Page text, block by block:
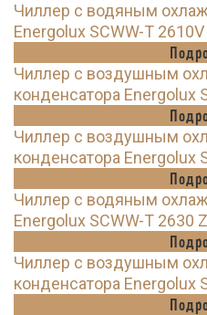
Чиллер с водяным
Energolux SCWW-T 2610V
Чиллер с воздушным
конденсатора Energolux
Чиллер с воздушным
конденсатора Energolux
Чиллер с водяным
Energolux SCWW-T 2630 Z
Чиллер с воздушным
конденсатора Energolux